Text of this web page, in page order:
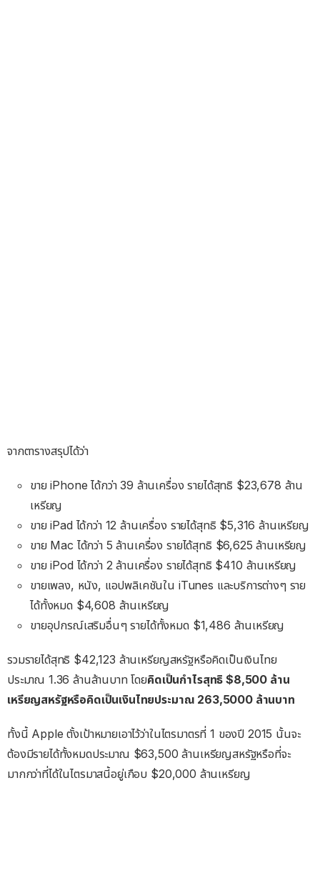
จากตารางสรุปได้ว่า
ขาย iPhone ได้กว่า 39 ล้านเครื่อง รายได้สุทธิ $23,678 ล้าน
เหรียญ
ขาย iPad ได้กว่า 12 ล้านเครื่อง รายได้สุทธิ $5,316 ล้านเหรียญ
ขาย Mac ได้กว่า 5 ล้านเครื่อง รายได้สุทธิ $6,625 ล้านเหรียญ
ขาย iPod ได้กว่า 2 ล้านเครื่อง รายได้สุทธิ $410 ล้านเหรียญ
ขายเพลง, หนัง, แอปพลิเคชันใน iTunes และบริการต่างๆ ราย
ได้ทั้งหมด $4,608 ล้านเหรียญ
ขายอุปกรณ์เสริมอื่นๆ รายได้ทั้งหมด $1,486 ล้านเหรียญ
รวมรายได้สุทธิ $42,123 ล้านเหรียญสหรัฐหรือคิดเป็นเงินไทย
ประมาณ 1.36 ล้านล้านบาท โดยคิดเป็นกำไรสุทธิ $8,500 ล้าน
เหรียญสหรัฐหรือคิดเป็นเงินไทยประมาณ 263,5000 ล้านบาท
ทั้งนี้ Apple ตั้งเป้าหมายเอาไว้ว่าในไตรมาตรที่ 1 ของปี 2015 นั้นจะ
ต้องมีรายได้ทั้งหมดประมาณ $63,500 ล้านเหรียญสหรัฐหรือที่จะ
มากกว่าที่ได้ในไตรมาสนี้อยู่เกือบ $20,000 ล้านเหรียญ